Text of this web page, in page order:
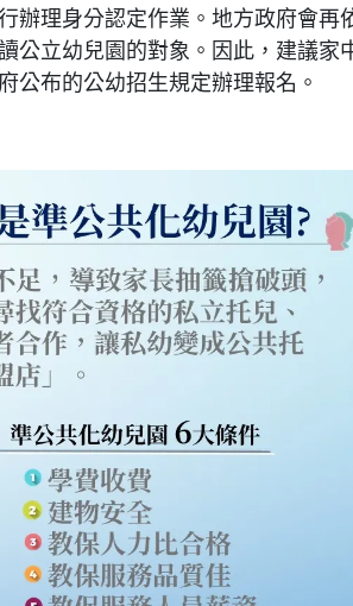
辦理身分認定作業。地方政府會再
公立幼兒園的對象。因此，建議家
公布的公幼招生規定辦理報名。